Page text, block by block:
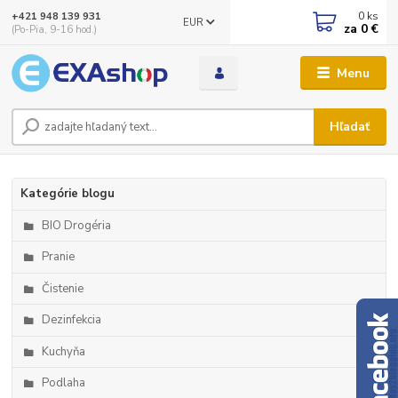
Menu
EUR
Hľadať
+421 948 139 931
(Po-Pia, 9-16 hod.)
0 ks
za 0 €
Kategórie blogu
BIO Drogéria
Pranie
Čistenie
Dezinfekcia
Kuchyňa
Podlaha